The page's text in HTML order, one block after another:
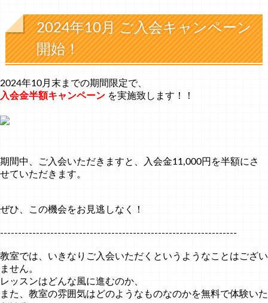
2024年10月 ご入会キャンペーン
開始！
2024年10月末までの期間限定で、
入会金半額キャンペーン を実施致します！！
期間中、ご入会いただきますと、入会金11,000円を半額にさ
せていただきます。
ぜひ、この機会をお見逃しなく！
------------------------------------------------------------------
教室では、いきなりご入会いただくというようなことはござい
ません。
レッスンはどんな風に進むのか、
また、教室の雰囲気はどのようなものなのかを無料で体験いた